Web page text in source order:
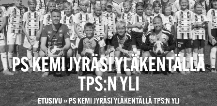
PS KEMI JYRÄSI YLÄKENTÄLLÄ
TPS:N YLI
ETUSIVU»PS KEMI JYRÄSI YLÄKENTÄLLÄ TPS:N YLI